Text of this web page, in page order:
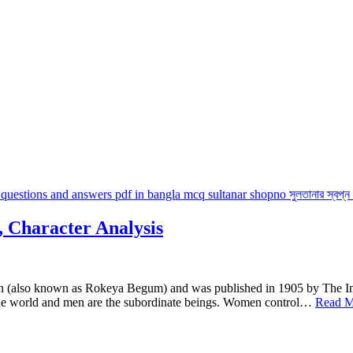
Character Analysis
known as Rokeya Begum) and was published in 1905 by The
and men are the subordinate beings. Women control… Read